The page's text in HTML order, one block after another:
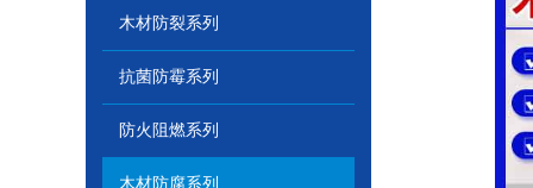
木材防裂系列
抗菌防霉系列
防火阻燃系列
木材防腐系列